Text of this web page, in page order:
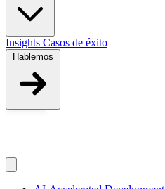
Insights Casos de éxito